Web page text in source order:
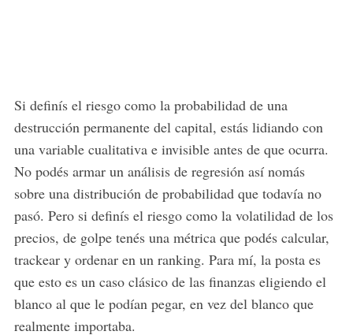
Si definís el riesgo como la probabilidad de una
destrucción permanente del capital, estás lidiando con
una variable cualitativa e invisible antes de que ocurra.
No podés armar un análisis de regresión así nomás
sobre una distribución de probabilidad que todavía no
pasó. Pero si definís el riesgo como la volatilidad de los
precios, de golpe tenés una métrica que podés calcular,
trackear y ordenar en un ranking. Para mí, la posta es
que esto es un caso clásico de las finanzas eligiendo el
blanco al que le podían pegar, en vez del blanco que
realmente importaba.